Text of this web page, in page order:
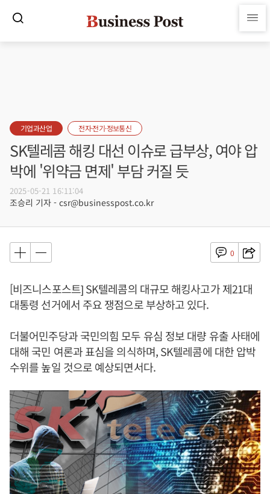
기업과산업 전자·전기·정보통신
SK텔레콤 해킹 대선 이슈로 급부상, 여야 압
박에 '위약금 면제' 부담 커질 듯
2025-05-21 16:11:04
조승리 기자 - csr@businesspost.co.kr
0
[비즈니스포스트] SK텔레콤의 대규모 해킹사고가 제21대
대통령 선거에서 주요 쟁점으로 부상하고 있다.
더불어민주당과 국민의힘 모두 유심 정보 대량 유출 사태에
대해 국민 여론과 표심을 의식하며, SK텔레콤에 대한 압박
수위를 높일 것으로 예상되면서다.